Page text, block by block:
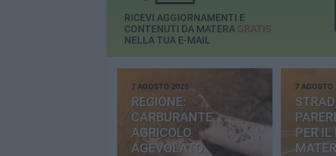
RICEVI AGGIORNAMENTI E
CONTENUTI DA MATERA GRATIS
NELLA TUA E-MAIL
7 AGOSTO 2026
REGIONE:
CARBURANTE
AGRICOLO
AGEVOLATO
7 AGOSTO
PER IL